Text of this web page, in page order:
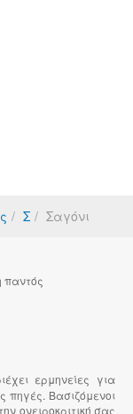
Σ Σαγόνι
παντός
ερμηνείες για
πηγές. Βασιζόμενοι
ονειροκριτική σας